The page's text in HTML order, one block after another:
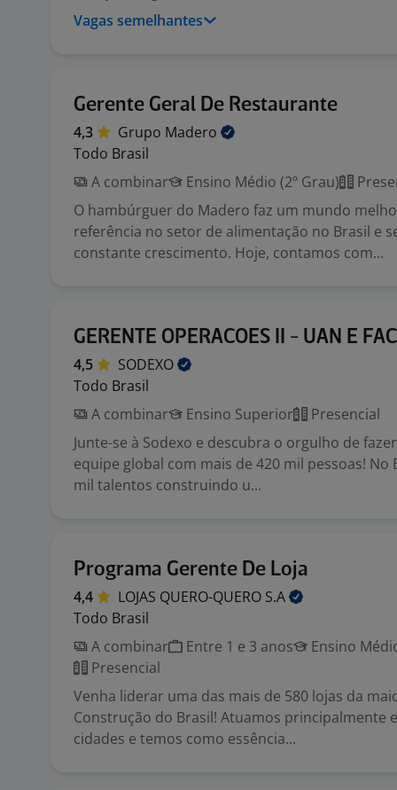
Vagas semelhantes
Gerente Geral De Restaurante
4,3 Grupo Madero
Todo Brasil
A combinar
Ensino Médio (2º Grau)
O hambúrguer do Madero faz um mundo
referência no setor de alimentação no Brasil e
constante crescimento. Hoje, contamos com...
GERENTE OPERACOES II - UAN E
4,5
SODEXO
Todo Brasil
A combinar
Ensino Superior
Presencial
Junte-se à Sodexo e descubra o orgulho de
equipe global com mais de 420 mil pessoas! No
mil talentos construindo u...
Programa Gerente De Loja
4,4 LOJAS QUERO-QUERO S.A
Todo Brasil
A combinar
Entre 1 e 3 anos
Ensino
Presencial
Venha liderar uma das mais de 580 lojas da
Construção do Brasil! Atuamos principalmente
cidades e temos como essência...